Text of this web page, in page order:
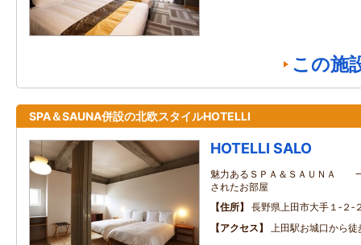
この施
SPA＆SAUNA併設の北欧スタイルHOTELLI
HOTELLI SALO
魅力あるＳＰＡ＆ＳＡＵＮＡ
されたお部屋
住所
長野県上田市大手１‐２‐
アクセス
上田駅お城口から徒